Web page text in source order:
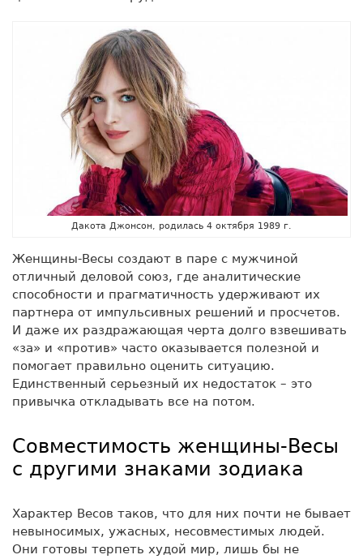
Дакота Джонсон, родилась 4 октября 1989 г.
Женщины-Весы создают в паре с мужчиной
отличный деловой союз, где аналитические
способности и прагматичность удерживают их
партнера от импульсивных решений и просчетов.
И даже их раздражающая черта долго взвешивать
«за» и «против» часто оказывается полезной и
помогает правильно оценить ситуацию.
Единственный серьезный их недостаток – это
привычка откладывать все на потом.
Совместимость женщины-Весы
с другими знаками зодиака
Характер Весов таков, что для них почти не бывает
невыносимых, ужасных, несовместимых людей.
Они готовы терпеть худой мир, лишь бы не